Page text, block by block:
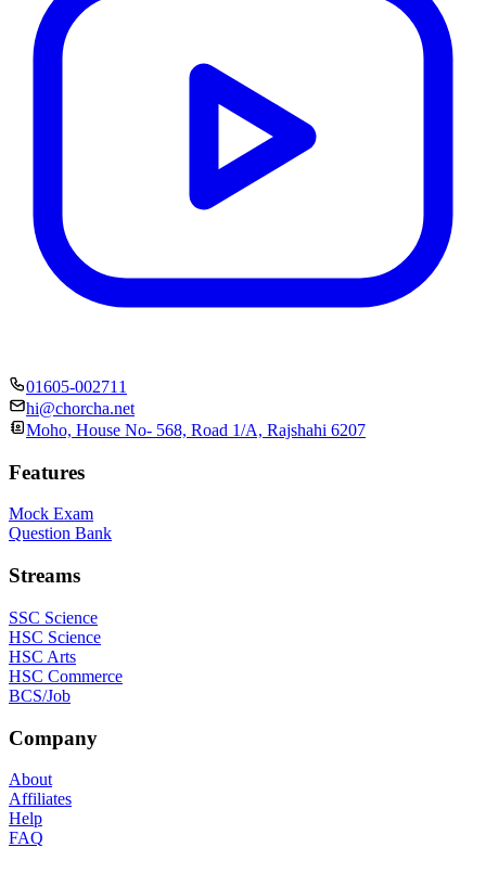
01605-002711
hi@chorcha.net
Moho, House No- 568, Road 1/A, Rajshahi 6207
Features
Mock Exam
Question Bank
Streams
SSC Science
HSC Science
HSC Arts
HSC Commerce
BCS/Job
Company
About
Affiliates
Help
FAQ